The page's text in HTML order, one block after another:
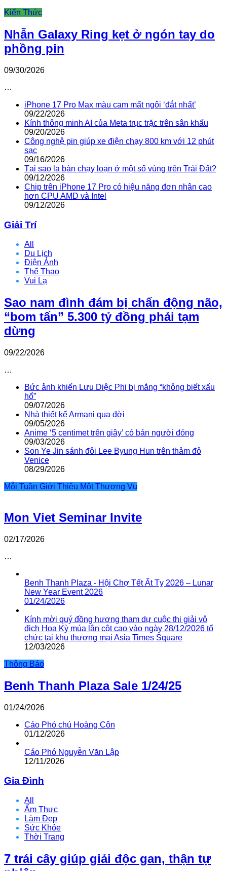
Kiến Thức
Nhẫn Galaxy Ring kẹt ở ngón tay do
phồng pin
09/30/2026
…
iPhone 17 Pro Max màu cam mất ngôi ‘đắt nhất’
09/22/2026
Kính thông minh AI của Meta trục trặc trên sân khấu
09/20/2026
Công nghệ pin giúp xe điện chạy 800 km với 12 phút
sạc
09/16/2026
Tại sao la bàn chạy loạn ở một số vùng trên Trái Đất?
09/12/2026
Chip trên iPhone 17 Pro có hiệu năng đơn nhân cao
hơn CPU AMD và Intel
09/12/2026
Giải Trí
All
Du Lịch
Điện Ảnh
Thể Thao
Vui Lạ
Sao nam đình đám bị chấn động não,
“bom tấn” 5.300 tỷ đồng phải tạm
dừng
09/22/2026
…
Bức ảnh khiến Lưu Diệc Phi bị mắng “không biết xấu
hổ”
09/07/2026
Nhà thiết kế Armani qua đời
09/05/2026
Anime ‘5 centimet trên giây’ có bản người đóng
09/03/2026
Son Ye Jin sánh đôi Lee Byung Hun trên thảm đỏ
Venice
08/29/2026
Mỗi Tuần Giới Thiệu Một Thương Vụ
Mon Viet Seminar Invite
02/17/2026
…
Benh Thanh Plaza - Hội Chợ Tết Ất Tỵ 2026 – Lunar
New Year Event 2026
01/24/2026
Kính mời quý đồng hương tham dự cuộc thi giải vô
địch Hoa Kỳ múa lân cột cao vào ngày 28/12/2026 tổ
chức tại khu thương mại Asia Times Square
12/03/2026
Thông Báo
Benh Thanh Plaza Sale 1/24/25
01/24/2026
Cáo Phó chú Hoàng Côn
01/12/2026
Cáo Phó Nguyễn Văn Lập
12/11/2026
Gia Đình
All
Ẩm Thực
Làm Đẹp
Sức Khỏe
Thời Trang
7 trái cây giúp giải độc gan, thận tự